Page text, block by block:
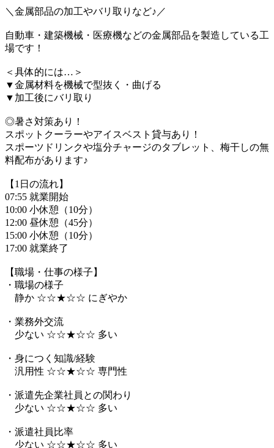
＼金属部品の加工やバリ取りなど♪／
自動車・建築機械・医療機などの金属部品を製造している工
場です！
＜具体的には…＞
▼金属材料を機械で型抜く・曲げる
▼加工後にバリ取り
◎暑さ対策あり！
スポットクーラーやアイスベスト貸与あり！
スポーツドリンクや塩分チャージのタブレット、梅干しの無
料配布があります♪
【1日の流れ】
07:55 就業開始
10:00 小休憩（10分）
12:00 昼休憩（45分）
15:00 小休憩（10分）
17:00 就業終了
【職場・仕事の様子】
・職場の様子
静か ☆☆★☆☆ にぎやか
・業務外交流
少ない ☆☆★☆☆ 多い
・身につく知識/経験
汎用性 ☆☆★☆☆ 専門性
・派遣先企業社員との関わり
少ない ☆☆★☆☆ 多い
・派遣社員比率
少ない ☆☆★☆☆ 多い